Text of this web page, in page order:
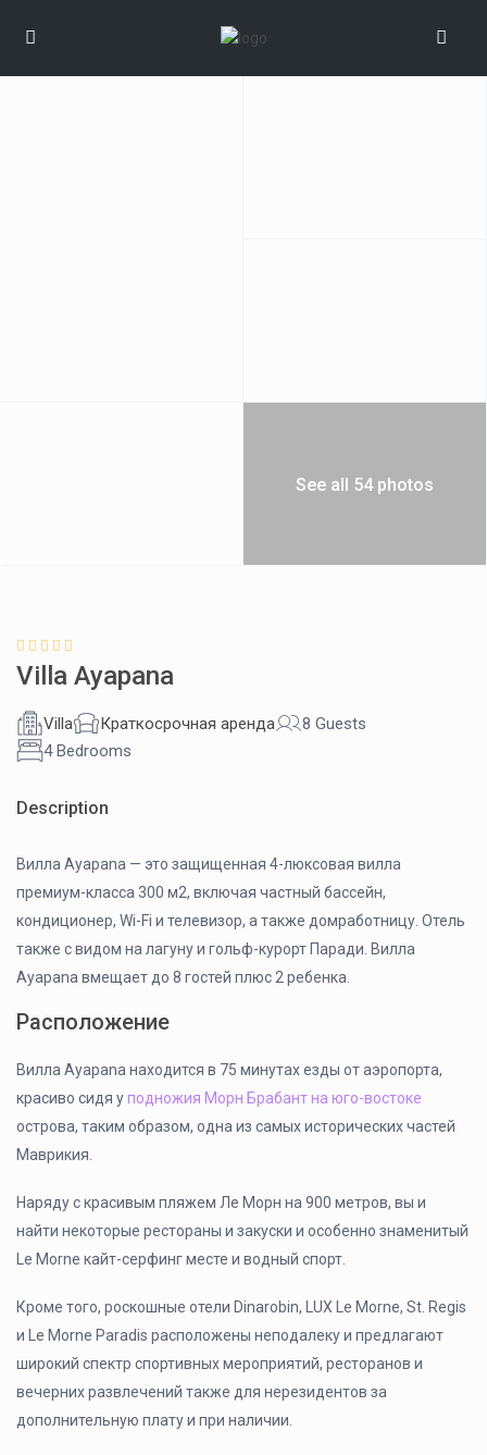
See all 54 photos
Villa Ayapana
Villa Краткосрочная аренда
8 Guests
4 Bedrooms
Description
Вилла Ayapana — это защищенная 4-люксовая вилла
премиум-класса 300 м2, включая частный бассейн,
кондиционер, Wi-Fi и телевизор, а также домработницу. Отель
также с видом на лагуну и гольф-курорт Паради. Вилла
Ayapana вмещает до 8 гостей плюс 2 ребенка.
Расположение
Вилла Ayapana находится в 75 минутах езды от аэропорта,
красиво сидя уподножия Морн Брабант на юго-востоке
острова, таким образом, одна из самых исторических частей
Маврикия.
Наряду с красивым пляжем Ле Морн на 900 метров, вы и
найти некоторые рестораны и закуски и особенно знаменитый
Le Morne кайт-серфинг месте и водный спорт.
Кроме того, роскошные отели Dinarobin, LUX Le Morne, St. Regis
и Le Morne Paradis расположены неподалеку и предлагают
широкий спектр спортивных мероприятий, ресторанов и
вечерних развлечений также для нерезидентов за
дополнительную плату и при наличии.